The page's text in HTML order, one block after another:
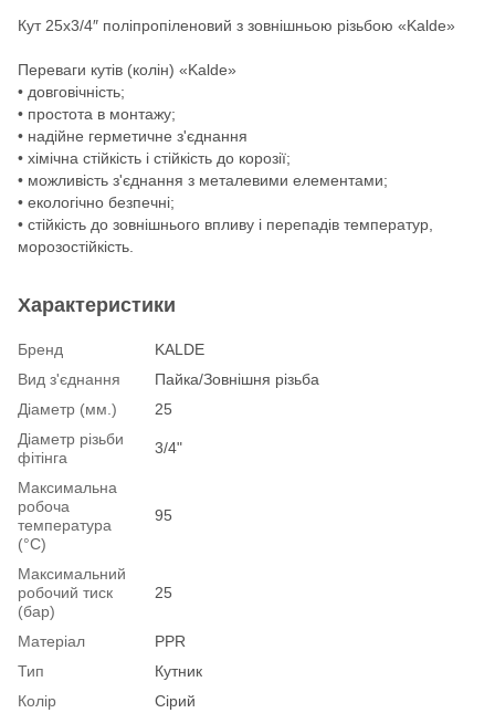
Кут 25х3/4″ поліпропіленовий з зовнішньою різьбою «Kalde»
Переваги кутів (колін) «Kalde»
• довговічність;
• простота в монтажу;
• надійне герметичне з'єднання
• хімічна стійкість і стійкість до корозії;
• можливість з'єднання з металевими елементами;
• екологічно безпечні;
• стійкість до зовнішнього впливу і перепадів температур,
морозостійкість.
Характеристики
Бренд
KALDE
Вид з'єднання
Пайка/Зовнішня різьба
Діаметр (мм.)
25
Діаметр різьби
фітінга
3/4"
Максимальна
робоча
температура
(°С)
95
Максимальний
робочий тиск
(бар)
25
Матеріал
PPR
Тип
Кутник
Колір
Сірий